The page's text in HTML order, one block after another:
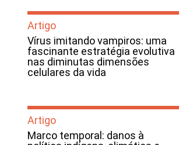
Artigo
Vírus imitando vampiros: uma
fascinante estratégia evolutiva
nas diminutas dimensões
celulares da vida
Artigo
Marco temporal: danos à